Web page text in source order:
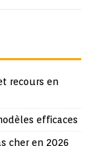
recours en
efficaces
cher en 2026